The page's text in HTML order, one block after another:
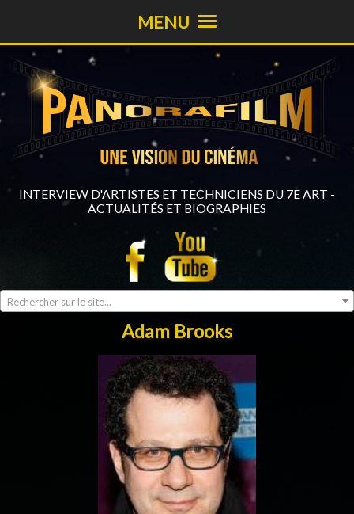
INTERVIEW D'ARTISTES ET TECHNICIENS DU 7E ART -
ACTUALITÉS ET BIOGRAPHIES
Rechercher sur le site...
MENU
Adam Brooks